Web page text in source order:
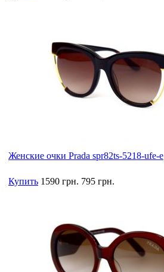
Женские очки Prada spr82ts-5218-ufe-e
Купить 1590 грн. 795 грн.